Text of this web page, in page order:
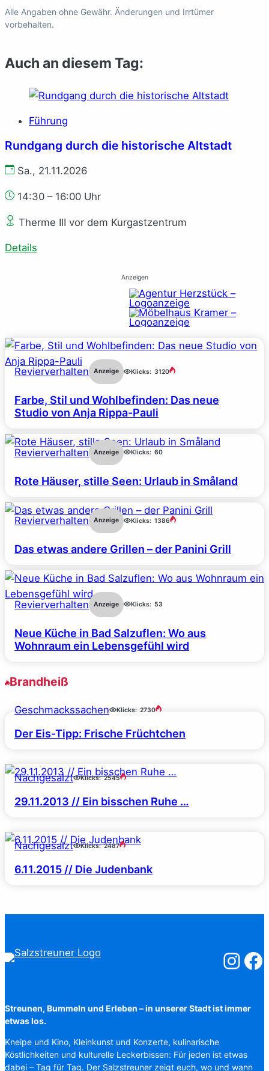
Alle Angaben ohne Gewähr. Änderungen und Irrtümer
vorbehalten.
Auch an diesem Tag:
Führung
Rundgang durch die historische Altstadt
Sa., 21.11.2026
14:30 – 16:00 Uhr
Therme III vor dem Kurgastzentrum
Details
Anzeigen
Revierverhalten Anzeige Klicks: 3120
Farbe, Stil und Wohlbefinden: Das neue
Studio von Anja Rippa-Pauli
Revierverhalten Anzeige Klicks: 60
Rote Häuser, stille Seen: Urlaub in Småland
Revierverhalten Anzeige Klicks: 1386
Das etwas andere Grillen – der Panini Grill
Revierverhalten Anzeige Klicks: 53
Neue Küche in Bad Salzuflen: Wo aus
Wohnraum ein Lebensgefühl wird
Brandheiß
Geschmackssachen Klicks: 2730
Der Eis-Tipp: Frische Früchtchen
Nachgesalzt Klicks: 2545
29.11.2013 // Ein bisschen Ruhe …
Nachgesalzt Klicks: 2487
6.11.2015 // Die Judenbank
Streunen, Bummeln und Erleben – in unserer Stadt ist immer
etwas los.
Kneipe und Kino, Kleinkunst und Konzerte, kulinarische
Köstlichkeiten und kulturelle Leckerbissen: Für jeden ist etwas
dabei – Tag für Tag. Der Salzstreuner zeigt euch, wo und wann